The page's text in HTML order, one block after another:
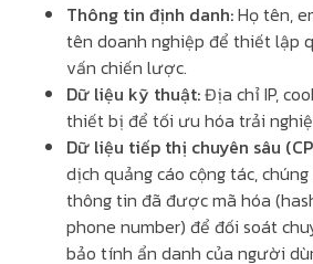
Thông tin định danh:Họ tên,
tên doanh nghiệp để thiết lập
vấn chiến lược.
Dữ liệu kỹ thuật:Địa chỉ IP,
thiết bị để tối ưu hóa trải
Dữ liệu tiếp thị chuyên sâu
dịch quảng cáo cộng tác,
thông tin đã được mã hóa
phone number) để đối soát
bảo tính ẩn danh của người